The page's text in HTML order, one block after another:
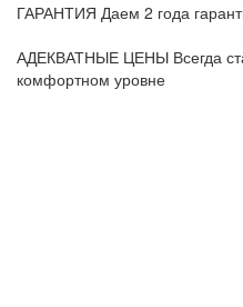
ГАРАНТИЯ Даем 2 года
АДЕКВАТНЫЕ ЦЕНЫ Всегда
комфортном уровне